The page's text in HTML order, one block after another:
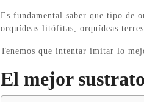
Es fundamental saber que tipo de
orquídeas litófitas, orquídeas
Tenemos que intentar imitar lo
El mejor